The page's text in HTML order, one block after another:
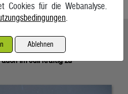
im Juli kräftig zu
Cookies für die Webanalyse.
.
Ablehnen